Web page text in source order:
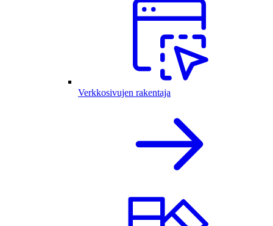
Verkkosivujen rakentaja